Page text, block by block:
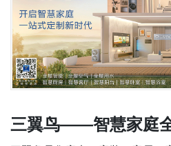
三翼鸟——智慧家庭